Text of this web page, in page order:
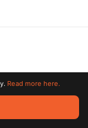
All trademarks
Read more here.